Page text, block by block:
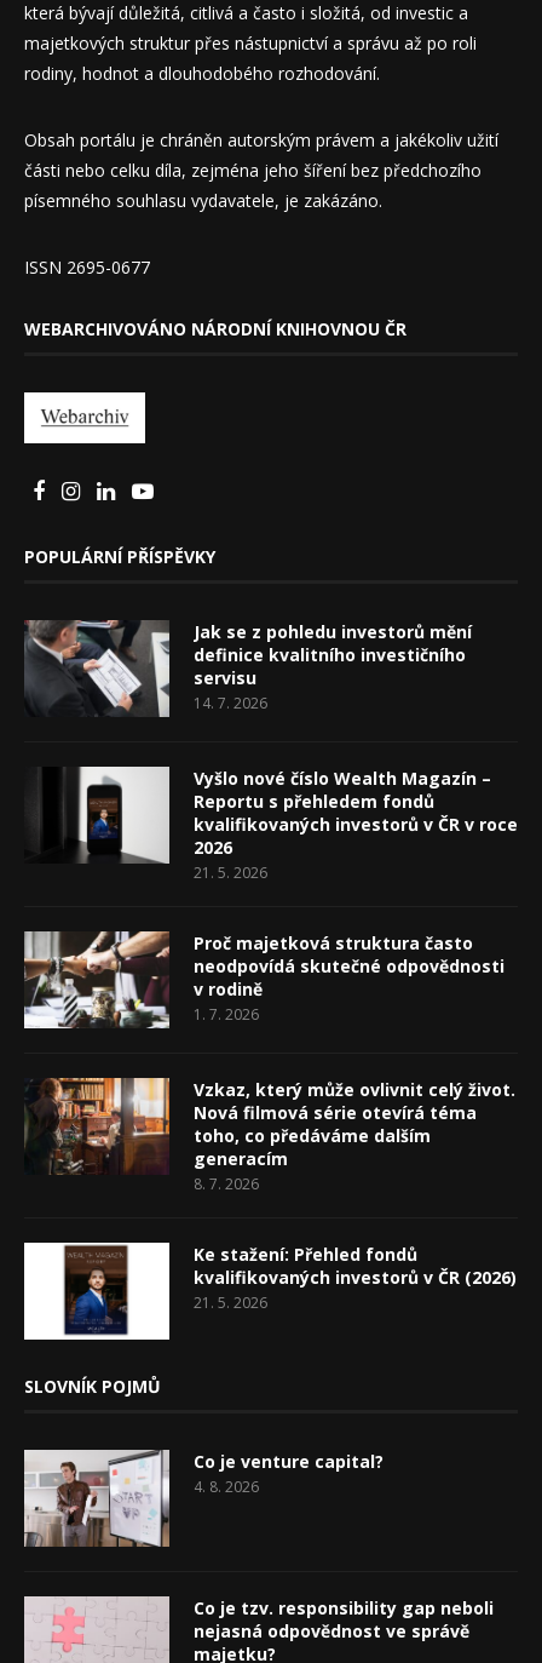
která bývají důležitá, citlivá a často i složitá, od investic a
majetkových struktur přes nástupnictví a správu až po roli
rodiny, hodnot a dlouhodobého rozhodování.
Obsah portálu je chráněn autorským právem a jakékoliv užití
části nebo celku díla, zejména jeho šíření bez předchozího
písemného souhlasu vydavatele, je zakázáno.
ISSN 2695-0677
WEBARCHIVOVÁNO NÁRODNÍ KNIHOVNOU ČR
POPULÁRNÍ PŘÍSPĚVKY
Jak se z pohledu investorů mění
definice kvalitního investičního
servisu
14. 7. 2026
Vyšlo nové číslo Wealth Magazín –
Reportu s přehledem fondů
kvalifikovaných investorů v ČR v roce
2026
21. 5. 2026
Proč majetková struktura často
neodpovídá skutečné odpovědnosti
v rodině
1. 7. 2026
Vzkaz, který může ovlivnit celý život.
Nová filmová série otevírá téma
toho, co předáváme dalším
generacím
8. 7. 2026
Ke stažení: Přehled fondů
kvalifikovaných investorů v ČR (2026)
21. 5. 2026
SLOVNÍK POJMŮ
Co je venture capital?
4. 8. 2026
Co je tzv. responsibility gap neboli
nejasná odpovědnost ve správě
majetku?